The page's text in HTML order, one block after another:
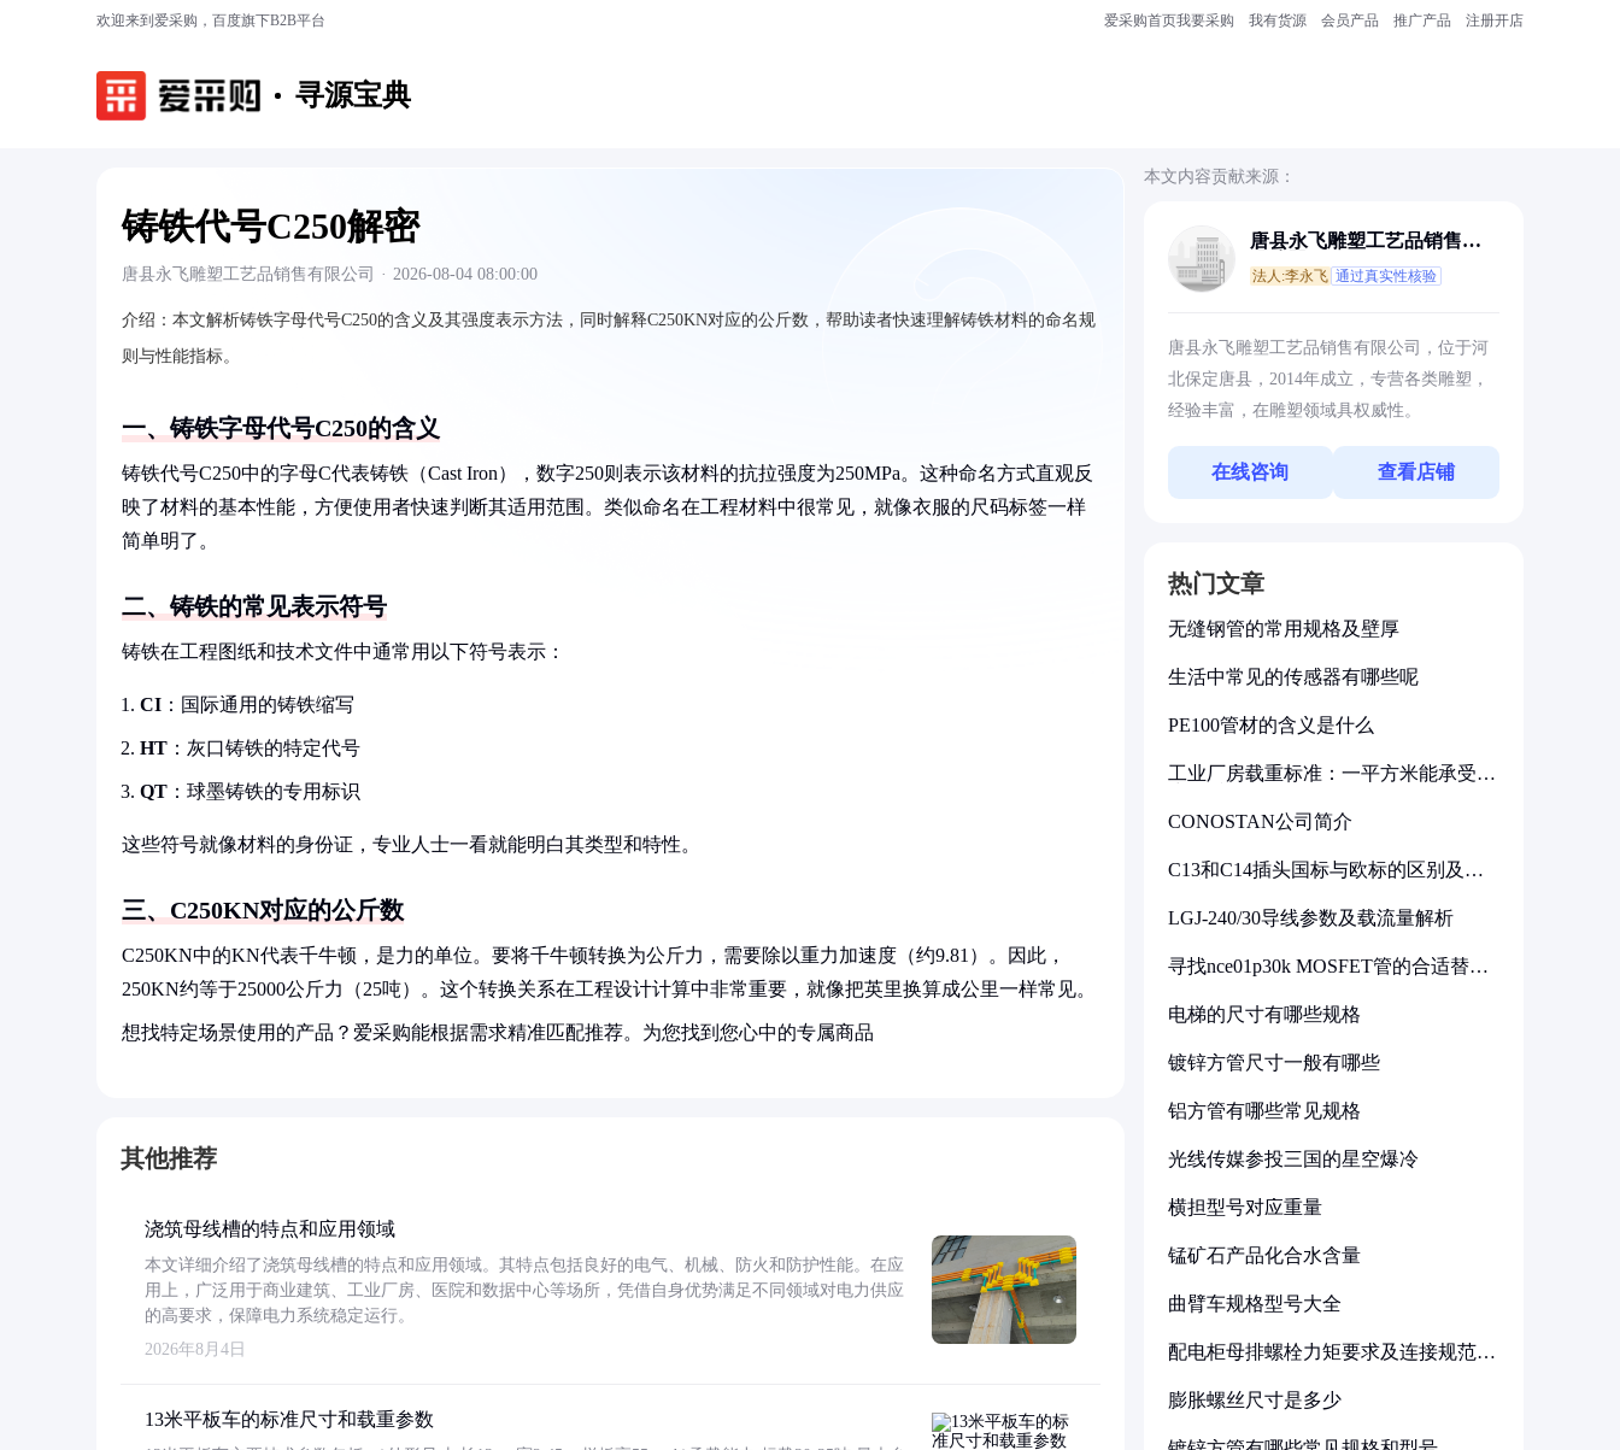
欢迎来到爱采购，百度旗下B2B平台 爱采购首页我要采购 我有货源 会员产品 推广产品 注册开店
寻源宝典
铸铁代号C250解密
唐县永飞雕塑工艺品销售有限公司 · 2026-08-04 08:00:00
介绍： 本文解析铸铁字母代号C250的含义及其强度表示方法，同时解释C250KN对应的公斤数，帮助读者快速理解铸铁材料的命名规
则与性能指标。
一、铸铁字母代号C250的含义
铸铁代号C250中的字母C代表铸铁（Cast Iron），数字250则表示该材料的抗拉强度为250MPa。这种命名方式直观反
映了材料的基本性能，方便使用者快速判断其适用范围。类似命名在工程材料中很常见，就像衣服的尺码标签一样
简单明了。
二、铸铁的常见表示符号
铸铁在工程图纸和技术文件中通常用以下符号表示：
CI ：国际通用的铸铁缩写
HT ：灰口铸铁的特定代号
QT ：球墨铸铁的专用标识
这些符号就像材料的身份证，专业人士一看就能明白其类型和特性。
三、C250KN对应的公斤数
C250KN中的KN代表千牛顿，是力的单位。要将千牛顿转换为公斤力，需要除以重力加速度（约9.81）。因此，
250KN约等于25000公斤力（25吨）。这个转换关系在工程设计计算中非常重要，就像把英里换算成公里一样常见。
想找特定场景使用的产品？爱采购能根据需求精准匹配推荐。为您找到您心中的专属商品
其他推荐
浇筑母线槽的特点和应用领域
本文详细介绍了浇筑母线槽的特点和应用领域。其特点包括良好的电气、机械、防火和防护性能。在应
用上，广泛用于商业建筑、工业厂房、医院和数据中心等场所，凭借自身优势满足不同领域对电力供应
的高要求，保障电力系统稳定运行。
2026年8月4日
13米平板车的标准尺寸和载重参数
本文内容贡献来源：
唐县永飞雕塑工艺品销售有
法人:李永飞 通过真实性核验
唐县永飞雕塑工艺品销售有限公司，位于河
北保定唐县，2014年成立，专营各类雕塑，
经验丰富，在雕塑领域具权威性。
在线咨询 查看店铺
热门文章
无缝钢管的常用规格及壁厚
生活中常见的传感器有哪些呢
PE100管材的含义是什么
工业厂房载重标准：一平方米能承受多
CONOSTAN公司简介
C13和C14插头国标与欧标的区别及其
LGJ-240/30导线参数及载流量解析
寻找nce01p30k MOSFET管的合适替代
电梯的尺寸有哪些规格
镀锌方管尺寸一般有哪些
铝方管有哪些常见规格
光线传媒参投三国的星空爆冷
横担型号对应重量
锰矿石产品化合水含量
曲臂车规格型号大全
配电柜母排螺栓力矩要求及连接规范详
膨胀螺丝尺寸是多少